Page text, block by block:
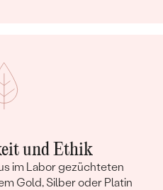
und Ethik
im Labor gezüchteten
Gold, Silber oder Platin